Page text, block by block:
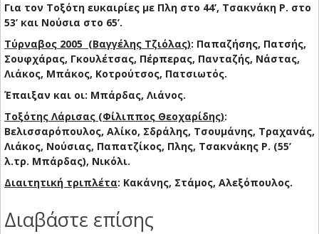
Για τον Τοξότη ευκαιρίες με Πλη στο 44’, Τσακνάκη Ρ. στο
53’ και Νούσια στο 65’.
Τύρναβος 2005 (Βαγγέλης Τζιόλας): Παπαζήσης, Πατσής,
Σουφχάρας, Γκουλέτσας, Πέρπερας, Πανταζής, Νάστας,
Λιάκος, Μπάκος, Κοτρούτσος, Πατσιωτός.
Έπαιξαν και οι: Μπάρδας, Λιάνος.
Τοξότης Λάρισας (Φίλιππος Θεοχαρίδης):
Βελισσαρόπουλος, Αλίκο, Σδράλης, Τσουμάνης, Τραχανάς,
Λιάκος, Νούσιας, Παπατζίκος, Πλης, Τσακνάκης Ρ. (55’
λ.τρ. Μπάρδας), Νικόλι.
Διαιτητική τριπλέτα: Κακάνης, Στάμος, Αλεξόπουλος.
Διαβάστε επίσης